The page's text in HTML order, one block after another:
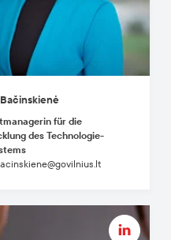
für die
des Technologie-